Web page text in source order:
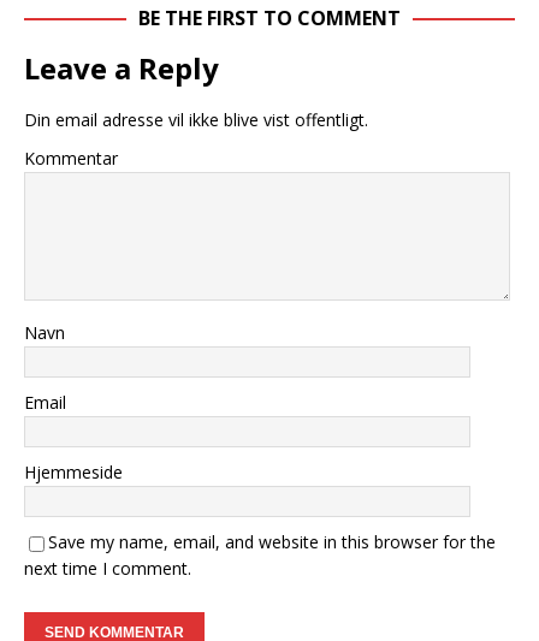
BE THE FIRST TO COMMENT
Leave a Reply
Din email adresse vil ikke blive vist offentligt.
Kommentar
Navn
Email
Hjemmeside
Save my name, email, and website in this browser for the
next time I comment.